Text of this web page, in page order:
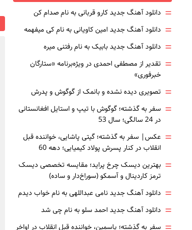
= دانلود آهنگ جدید کارو قربانی به نام صدام کن
= دانلود آهنگ جدید امین کاویانی به نام کی میفهمه
= دانلود آهنگ جدید بابیک به نام رفتنی میره
= تقدیر از مصطفی احمدی در ویژه‌برنامه «ستارگان
خبرفوری»
= تصویری دیده نشده و بانمک از گوگوش و پدرش
= سفر به گذشته؛ گوگوش با تیپ و استایل افغانستانی
در 24 سالگی؛ سال 53
= عکس| سفر به گذشته؛ گیتی پاشایی، خواننده قبل
انقلاب در کنار پسرش پولاد کیمیایی؛ دهه 60
= بهترین دیسک چرخ پراید؛ مقایسه تخصصی دیسک
ترمز کاردینال و آسمکو (سوراخ‌دار و ساده)
= دانلود آهنگ جدید نامی عبداللهی به نام خواب دیدم
= دانلود آهنگ جدید احمد سلو به نام چی شد
سفر به گذشته؛ یاسمین، خواننده قبل انقلاب در اواخر